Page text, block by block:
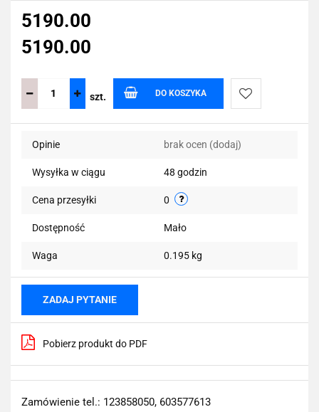
5190.00
5190.00
szt. DO KOSZYKA
Do
Opinie brak ocen (dodaj)
Wysyłka w ciągu 48 godzin
Cena przesyłki 0
Dostępność Mało
Waga 0.195 kg
ZADAJ PYTANIE
Pobierz produkt do PDF
Zamówienie tel.: 123858050, 603577613